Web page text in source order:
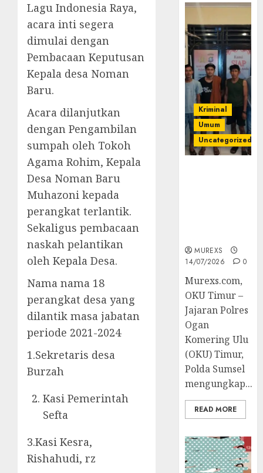
Lagu Indonesia Raya,
acara inti segera
dimulai dengan
Pembacaan Keputusan
Kepala desa Noman
Baru.
Acara dilanjutkan
dengan Pengambilan
sumpah oleh Tokoh
Agama Rohim, Kepala
Desa Noman Baru
Muhazoni kepada
perangkat terlantik.
Sekaligus pembacaan
naskah pelantikan
oleh Kepala Desa.
Nama nama 18
perangkat desa yang
dilantik masa jabatan
periode 2021-2024
1.Sekretaris desa
Burzah
Kasi Pemerintah
Sefta
3.Kasi Kesra,
Rishahudi, rz
Kriminal
Umum
Uncategorized
MUREXS
14/07/2026
0
Murexs.com,
OKU Timur –
Jajaran Polres
Ogan
Komering Ulu
(OKU) Timur,
Polda Sumsel
mengungkap...
READ MORE